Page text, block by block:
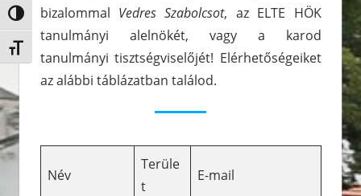
Nagy kontraszt váltása
Betűméret váltása
bizalommal Vedres Szabolcsot, az ELTE HÖK
tanulmányi alelnökét, vagy a karod
tanulmányi tisztségviselőjét! Elérhetőségeiket
az alábbi táblázatban találod.
Név
Terüle
t
E-mail